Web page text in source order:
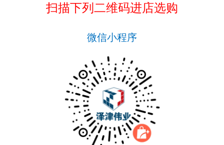
扫描下列二维码进店选购
微信小程序